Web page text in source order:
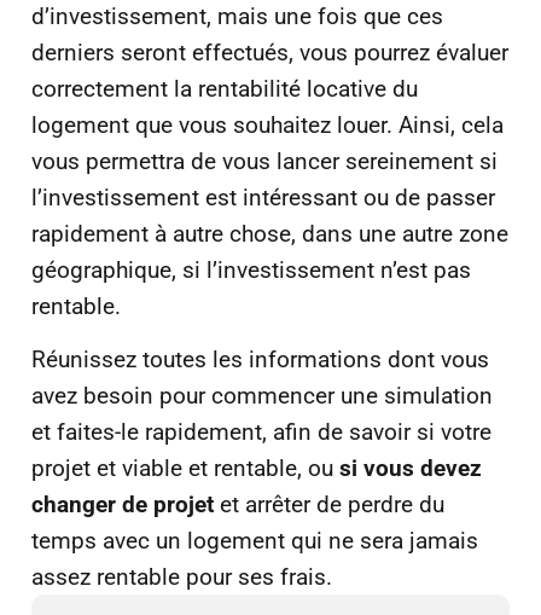
d’investissement, mais une fois que ces
derniers seront effectués, vous pourrez évaluer
correctement la rentabilité locative du
logement que vous souhaitez louer. Ainsi, cela
vous permettra de vous lancer sereinement si
l’investissement est intéressant ou de passer
rapidement à autre chose, dans une autre zone
géographique, si l’investissement n’est pas
rentable.
Réunissez toutes les informations dont vous
avez besoin pour commencer une simulation
et faites-le rapidement, afin de savoir si votre
projet et viable et rentable, ou si vous devez
changer de projet et arrêter de perdre du
temps avec un logement qui ne sera jamais
assez rentable pour ses frais.